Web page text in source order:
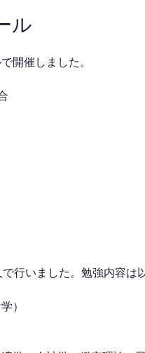
ル
開催しました。
行いました。勉強内容は
）